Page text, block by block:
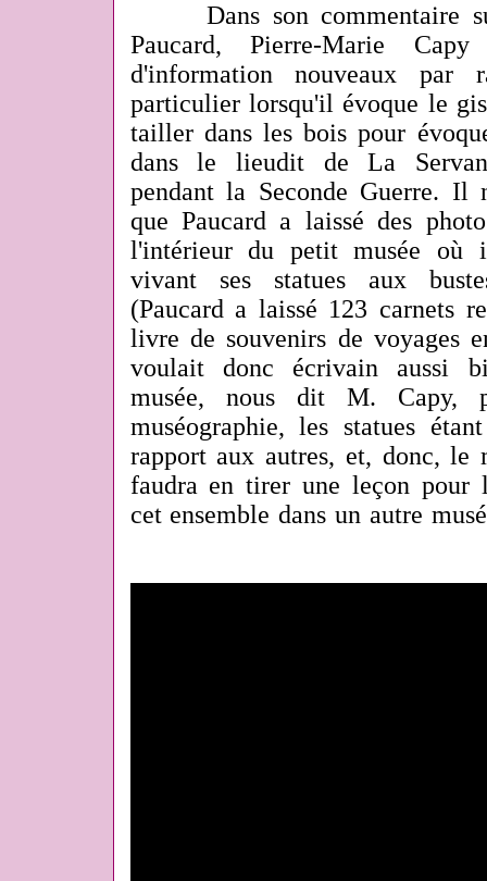
Dans son commentaire
Paucard, Pierre-Marie
d'information nouveaux par
particulier lorsqu'il évoque le
tailler dans les bois pour
dans le lieudit de La
pendant la Seconde Guerre. Il
que Paucard a laissé des
l'intérieur du petit musée où
vivant ses statues aux
(Paucard a laissé 123 carnets
livre de souvenirs de voyages
voulait donc écrivain aussi
musée, nous dit M. Capy,
muséographie, les statues
rapport aux autres, et, donc, le
faudra en tirer une leçon pour
cet ensemble dans un autre